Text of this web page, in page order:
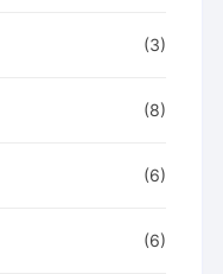
(3)
(8)
(6)
(6)